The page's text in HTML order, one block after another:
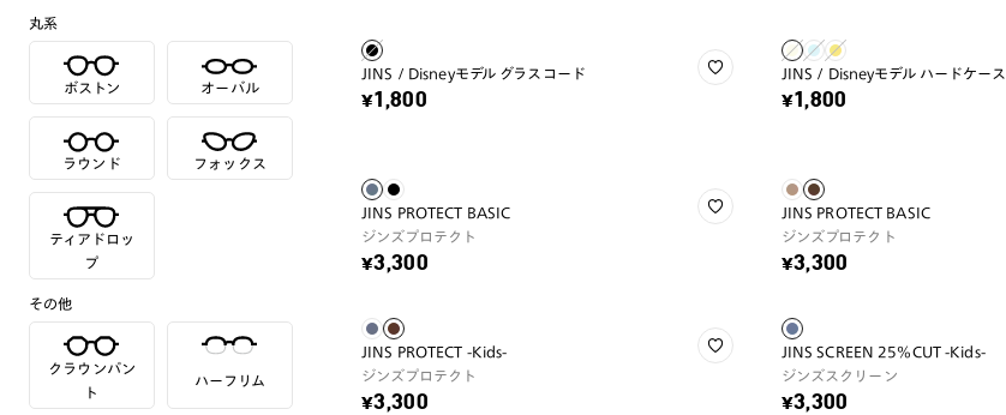
丸系
ボストン オーバル
ラウンド フォックス
ティアドロッ
プ
その他
クラウンパン
ト
ハーフリム
JINS / Disneyモデル グラスコード
¥1,800
JINS / Disneyモデル ハードケース
¥1,800
JINS PROTECT BASIC
ジンズプロテクト
¥3,300
JINS PROTECT BASIC
ジンズプロテクト
¥3,300
JINS PROTECT -Kids-
ジンズプロテクト
¥3,300
JINS SCREEN 25%CUT -Kids-
ジンズスクリーン
¥3,300